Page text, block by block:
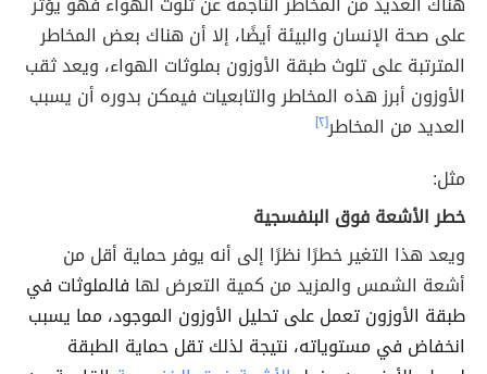
على صحة الإنسان والبيئة أيضًا، إلا أن هناك بعض المخاطر
المترتبة على تلوث طبقة الأوزون بملوثات الهواء، ويعد ثقب
الأوزون أبرز هذه المخاطر والتابعيات فيمكن بدوره أن يسبب
العديد من المخاطر[٢]
مثل:
خطر الأشعة فوق البنفسجية
ويعد هذا التغير خطرًا نظرًا إلى أنه يوفر حماية أقل من
أشعة الشمس والمزيد من كمية التعرض لها فالملوثات في
طبقة الأوزون تعمل على تحليل الأوزون الموجود، مما يسبب
انخفاض في مستوياته، نتيجة لذلك تقل حماية الطبقة